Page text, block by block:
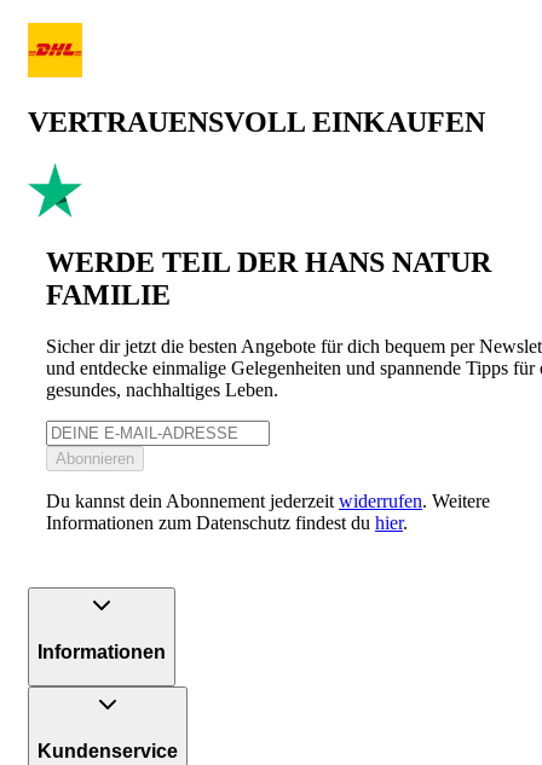
VERTRAUENSVOLL EINKAUFEN
WERDE TEIL DER HANS NATUR
FAMILIE
Sicher dir jetzt die besten Angebote für dich bequem per
und entdecke einmalige Gelegenheiten und spannende Tipps für
gesundes, nachhaltiges Leben.
Abonnieren
Du kannst dein Abonnement jederzeit widerrufen. Weitere
Informationen zum Datenschutz findest du hier.
Informationen
Kundenservice